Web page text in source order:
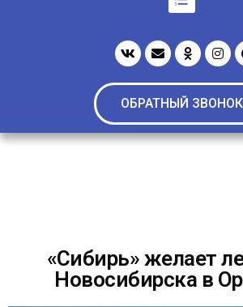
ОБРАТНЫЙ ЗВОНОК
«Сибирь» желает
Новосибирска в